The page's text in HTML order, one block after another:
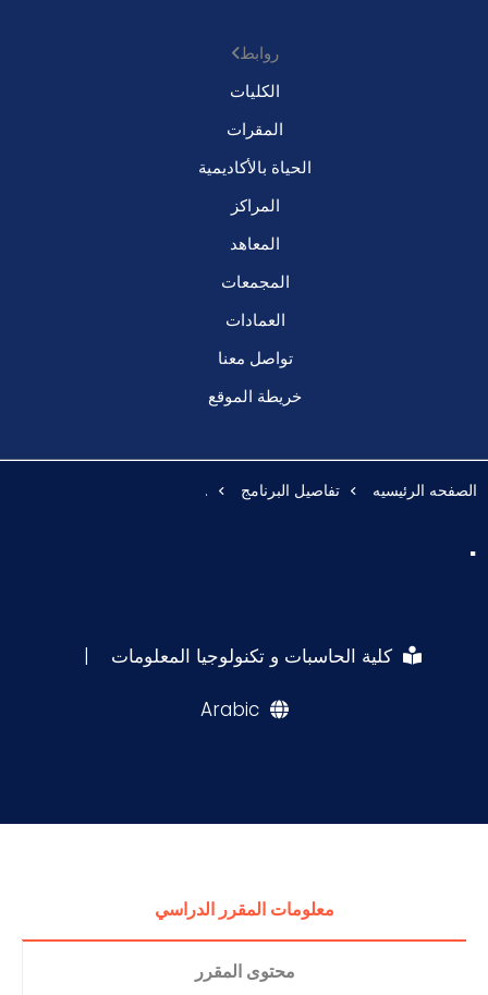
روابط
الكليات
المقرات
الحياة بالأكاديمية
المراكز
المعاهد
المجمعات
العمادات
تواصل معنا
خريطة الموقع
الصفحه الرئيسيه تفاصيل البرنامج .
.
كلية الحاسبات و تكنولوجيا المعلومات |
Arabic
معلومات المقرر الدراسي
محتوى المقرر